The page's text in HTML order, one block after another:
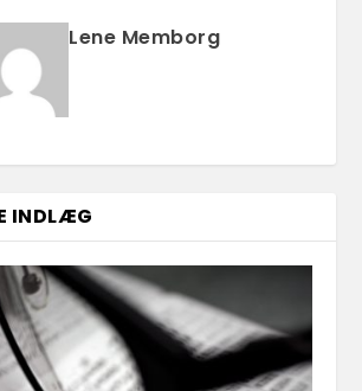
Lene Memborg
INDLÆG